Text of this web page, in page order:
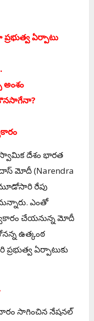
ఏర్పాటు
కొన‌సాగేనా?
దేశం భారత
మోదీ (Narendra
రేపు
ఎంతో
చేయ‌నున్న మోదీ
ఉత్కంఠ
ఏర్పాటుకు
సాగించిన నేష‌న‌ల్